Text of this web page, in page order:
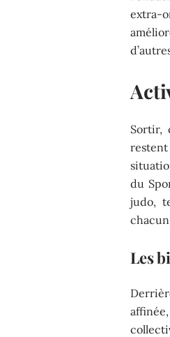
extra-
Sortir,
restent
du
judo,
Les